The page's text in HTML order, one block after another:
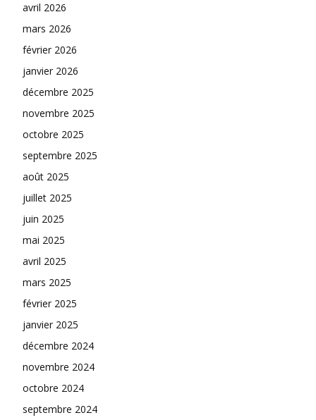
avril 2026
mars 2026
février 2026
janvier 2026
décembre 2025
novembre 2025
octobre 2025
septembre 2025
août 2025
juillet 2025
juin 2025
mai 2025
avril 2025
mars 2025
février 2025
janvier 2025
décembre 2024
novembre 2024
octobre 2024
septembre 2024